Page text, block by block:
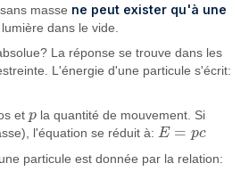
masse ne peut exister qu'à une
dans le vide.
La réponse se trouve dans les
L'énergie d'une particule s'écrit:
etp
p la quantité de mouvement. Si
l'équation se réduit à: E = pc
E= pc
particule est donnée par la relation: